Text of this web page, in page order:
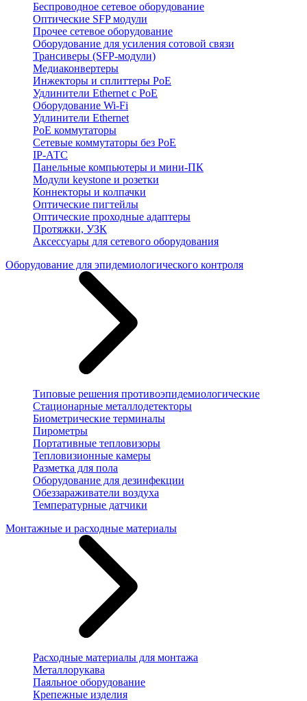
Беспроводное сетевое оборудование
Оптические SFP модули
Прочее сетевое оборудование
Оборудование для усиления сотовой связи
Трансиверы (SFP-модули)
Медиаконвертеры
Инжекторы и сплиттеры PoE
Удлинители Ethernet с PoE
Оборудование Wi-Fi
Удлинители Ethernet
PoE коммутаторы
Сетевые коммутаторы без PoE
IP-АТС
Панельные компьютеры и мини-ПК
Модули keystone и розетки
Коннекторы и колпачки
Оптические пигтейлы
Оптические проходные адаптеры
Протяжки, УЗК
Аксессуары для сетевого оборудования
Оборудование для эпидемиологического контроля
Типовые решения противоэпидемиологические
Стационарные металлодетекторы
Биометрические терминалы
Пирометры
Портативные тепловизоры
Тепловизионные камеры
Разметка для пола
Оборудование для дезинфекции
Обеззараживатели воздуха
Температурные датчики
Монтажные и расходные материалы
Расходные материалы для монтажа
Металлорукава
Паяльное оборудование
Крепежные изделия